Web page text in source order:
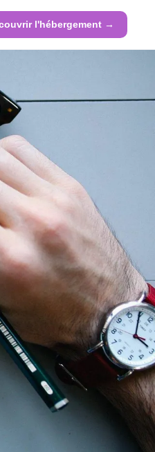
l'hébergement →